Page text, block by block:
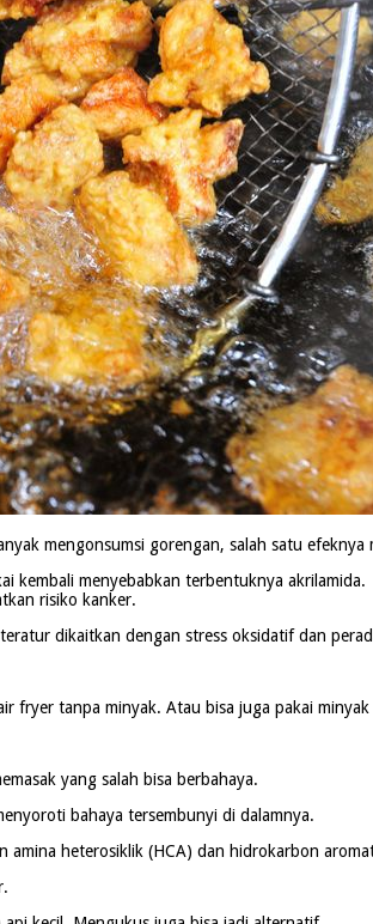
mengonsumsi gorengan, salah satu efeknya
kembali menyebabkan terbentuknya akrilamida.
risiko kanker.
dikaitkan dengan stress oksidatif dan
fryer tanpa minyak. Atau bisa juga pakai
yang salah bisa berbahaya.
bahaya tersembunyi di dalamnya.
heterosiklik (HCA) dan hidrokarbon